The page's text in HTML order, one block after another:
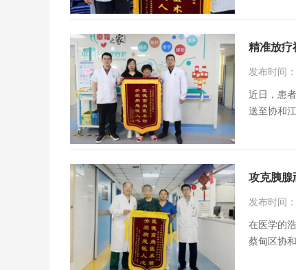
精准放疗
发布时间
近日，患
送至协和
攻克胰
发布时间
在医学的
蔡甸区协